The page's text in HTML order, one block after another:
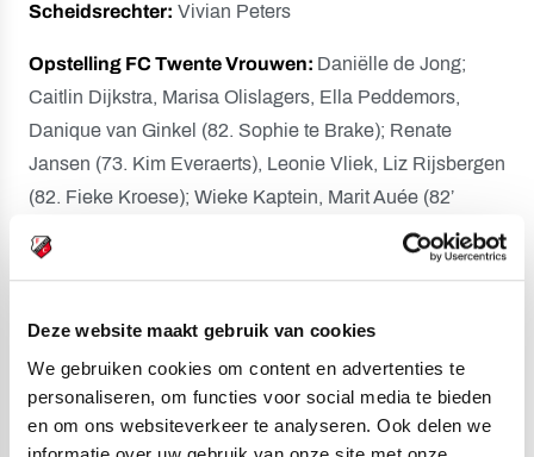
Deze website maakt gebruik van cookies
We gebruiken cookies om content en advertenties te
personaliseren, om functies voor social media te bieden
en om ons websiteverkeer te analyseren. Ook delen we
Scheidsrechter: Vivian Peters
Opstelling FC Twente Vrouwen: Daniëlle de Jong;
Caitlin Dijkstra, Marisa Olislagers, Ella Peddemors,
Danique van Ginkel (82. Sophie te Brake); Renate
Jansen (73. Kim Everaerts), Leonie Vliek, Liz Rijsbergen
(82. Fieke Kroese); Wieke Kaptein, Marit Auée (82’
Kerkdijk), Taylor Ziemer (87. Suus Verdaasdonk).
Opstelling FC Utrecht Vrouwen:Jasmijn de Groot;
Schoonhoven, Marthe Munsterman, Gera op den Kelder
(82. Anniek Smulders); Lotje de Keijzer (83. Elisha
Kruize), Eshly Bakker, Femke Prins (69. Tami